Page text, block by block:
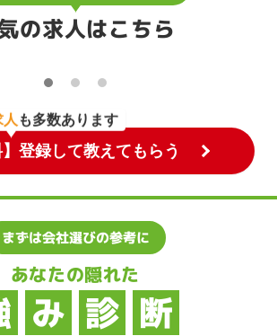
の求人はこちら
人も多数あります
】登録して教えてもらう
まずは会社選びの参考に
あなたの隠れた
み 診 断